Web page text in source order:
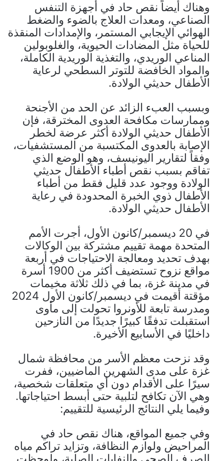
وهناك أيضاً نقص حاد في أجهزة التنفس
الصناعي، ومعدات العلاج بالضوء والضغط
الهوائي الإيجابي المستمر، والإمدادات المنقذة
للحياة مثل المضادات الحيوية، والغلوبولين
المناعي الوريدي، والتغذية الوريدية الكاملة،
والمواد الخافضة للتوتر السطحي لرعاية
الأطفال حديثي الولادة.
وبسبب العبء الزائد عن الحد من الأجنحة
وممارسات مكافحة العدوى المخترقة، فإن
الأطفال حديثي الولادة أكثر عرضة لخطر
الإصابة بالعدوى المكتسبة من المستشفيات،
وفقاً لتقارير اليونيسف، وهو الوضع الذي
تفاقم بسبب نقص أطباء الأطفال حديثي
الولادة ووجود عدد قليل فقط من أطباء
الأطفال ذوي الخبرة المحدودة في رعاية
الأطفال حديثي الولادة.
في 20 ديسمبر/كانون الأول، أجرت الأمم
المتحدة مهمة تقييم مشتركة بين الوكالات
بهدف تحديد ومعالجة الاحتياجات في أربعة
مواقع نزوح تستضيف أكثر من 1900 أسرة
في مدينة غزة، بما في ذلك ثلاثة مخيمات
مؤقتة أقيمت في ديسمبر/كانون الأول 2024
ومدرسة تابعة للأونروا تحولت إلى مأوى
استقبلت تدفقًا كبيرًا جديدًا من النازحين
داخليًا في الأسابيع الأخيرة.
وقد نزحت معظم الأسر من محافظة شمال
غزة على مدى الشهرين الماضيين، ففرت
سيرًا على الأقدام دون أي متعلقات شخصية،
وهي الآن تكافح لتلبية حتى أبسط احتياجاتها.
وفيما يلي النتائج الرئيسية للتقييم:
وفي جميع المواقع، هناك نقص حاد في
المراحيض ولوازم النظافة، وتزايد تراكم مياه